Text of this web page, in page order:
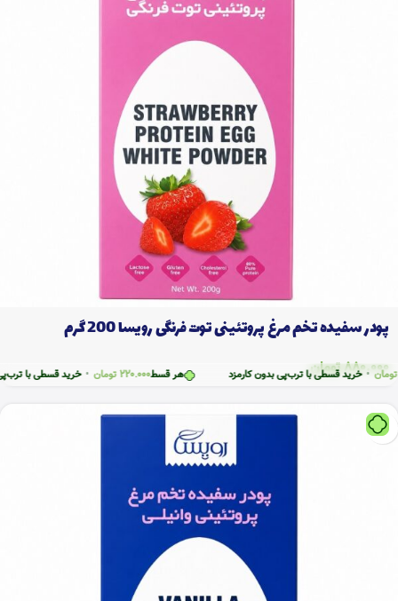
هر قسط220.000تومان • خرید قسطی با ترب‌پی بدون خرید قسطی با ترب‌پی بدون کارمزد
پودر سفیده تخم مرغ پروتئینی توت فرنگی رویسا 200 گرم
880.000تومان